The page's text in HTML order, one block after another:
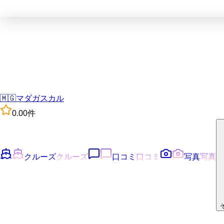
🇲🇬マダガスカル
0.00件
クルーズクルーズ 口コミ 口コミ 写真写真